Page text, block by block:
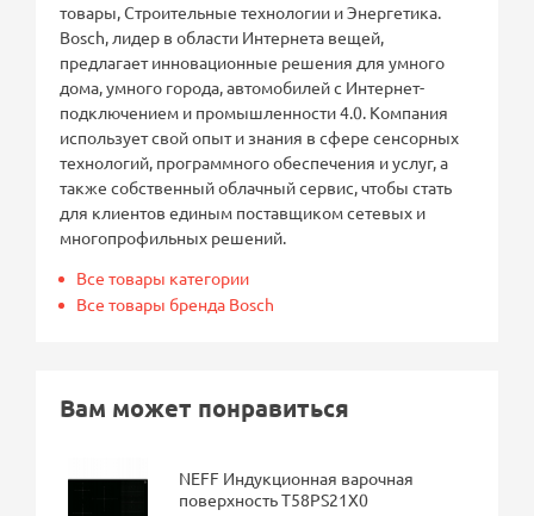
товары, Строительные технологии и Энергетика.
Bosch, лидер в области Интернета вещей,
предлагает инновационные решения для умного
дома, умного города, автомобилей с Интернет-
подключением и промышленности 4.0. Компания
использует свой опыт и знания в сфере сенсорных
технологий, программного обеспечения и услуг, а
также собственный облачный сервис, чтобы стать
для клиентов единым поставщиком сетевых и
многопрофильных решений.
Все товары категории
Все товары бренда Bosch
Вам может понравиться
NEFF Индукционная варочная
поверхность T58PS21X0